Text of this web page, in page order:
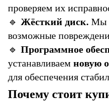
проверяем их
🔹 Жёсткий диск. Мы
возможные
🔹 Программное
устанавливаем новую
для обеспечения
Почему стоит